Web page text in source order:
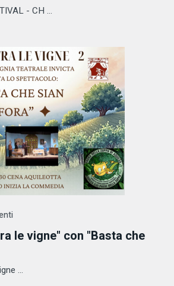
- CH ...
le vigne" con "Basta che
...